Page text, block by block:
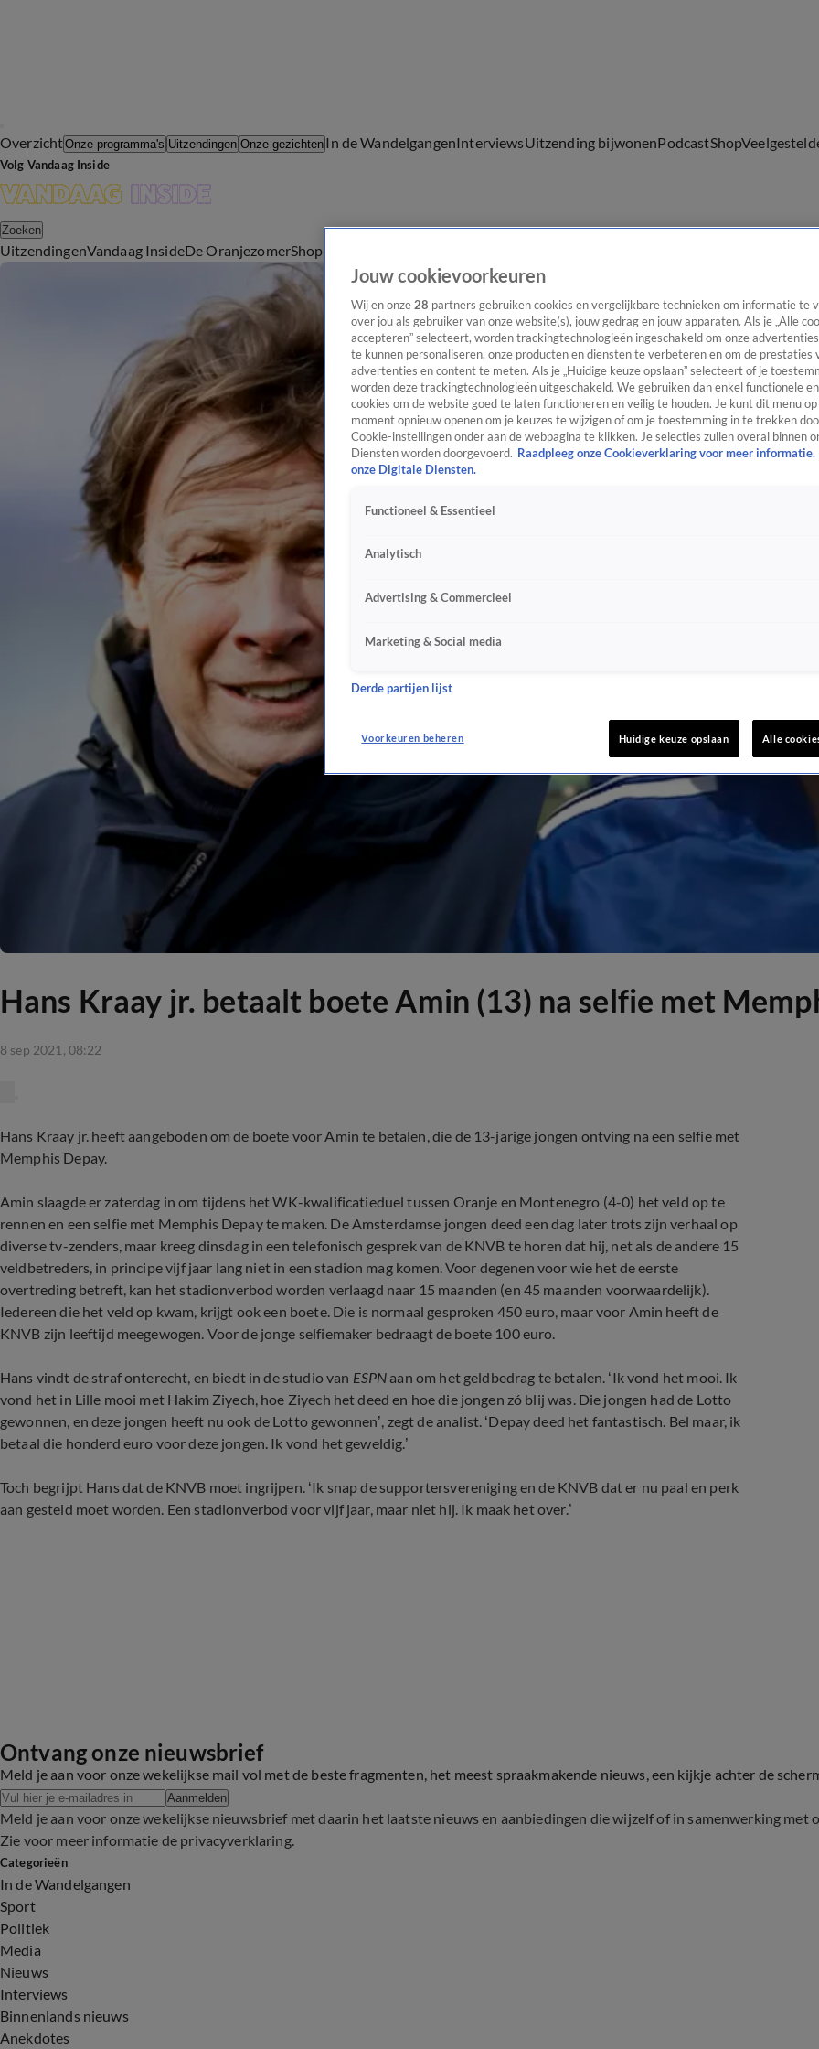
OverzichtOnze programma's Uitzendingen Onze gezichten In de WandelgangenInterviewsUitzending bijwonenPodcastShop
Volg Vandaag Inside
Zoeken
UitzendingenVandaag InsideDe OranjezomerShop
Hans Kraay jr. betaalt boete Amin (13) na selfie met
8 sep 2021, 08:22
Hans Kraay jr. heeft aangeboden om de boete voor Amin te betalen, die de 13-jarige jongen ontving na een selfie met
Memphis Depay.
Amin slaagde er zaterdag in om tijdens het WK-kwalificatieduel tussen Oranje en Montenegro (4-0) het veld op te
rennen en een selfie met Memphis Depay te maken. De Amsterdamse jongen deed een dag later trots zijn verhaal op
diverse tv-zenders, maar kreeg dinsdag in een telefonisch gesprek van de KNVB te horen dat hij, net als de andere 15
veldbetreders, in principe vijf jaar lang niet in een stadion mag komen. Voor degenen voor wie het de eerste
overtreding betreft, kan het stadionverbod worden verlaagd naar 15 maanden (en 45 maanden voorwaardelijk).
Iedereen die het veld op kwam, krijgt ook een boete. Die is normaal gesproken 450 euro, maar voor Amin heeft de
KNVB zijn leeftijd meegewogen. Voor de jonge selfiemaker bedraagt de boete 100 euro.
Hans vindt de straf onterecht, en biedt in de studio van ESPN aan om het geldbedrag te betalen. ‘Ik vond het mooi. Ik
vond het in Lille mooi met Hakim Ziyech, hoe Ziyech het deed en hoe die jongen zó blij was. Die jongen had de Lotto
gewonnen, en deze jongen heeft nu ook de Lotto gewonnen’, zegt de analist. ‘Depay deed het fantastisch. Bel maar, ik
betaal die honderd euro voor deze jongen. Ik vond het geweldig.’
Toch begrijpt Hans dat de KNVB moet ingrijpen. ‘Ik snap de supportersvereniging en de KNVB dat er nu paal en perk
aan gesteld moet worden. Een stadionverbod voor vijf jaar, maar niet hij. Ik maak het over.’
Ontvang onze nieuwsbrief
Meld je aan voor onze wekelijkse mail vol met de beste fragmenten, het meest spraakmakende nieuws, een kijkje achter de
Aanmelden
Meld je aan voor onze wekelijkse nieuwsbrief met daarin het laatste nieuws en aanbiedingen die wijzelf of in samenwerking
Zie voor meer informatie de privacyverklaring.
Categorieën
In de Wandelgangen
Sport
Politiek
Media
Nieuws
Interviews
Binnenlands nieuws
Anekdotes
Jouw cookievoorkeuren
Wij en onze 28 partners gebruiken cookies en vergelijkbare technieken om informatie te
over jou als gebruiker van onze website(s), jouw gedrag en jouw apparaten. Als je „Alle
accepteren” selecteert, worden trackingtechnologieën ingeschakeld om onze
te kunnen personaliseren, onze producten en diensten te verbeteren en om de prestaties
advertenties en content te meten. Als je „Huidige keuze opslaan” selecteert of je
worden deze trackingtechnologieën uitgeschakeld. We gebruiken dan enkel functionele
cookies om de website goed te laten functioneren en veilig te houden. Je kunt dit menu
moment opnieuw openen om je keuzes te wijzigen of om je toestemming in te trekken
Cookie-instellingen onder aan de webpagina te klikken. Je selecties zullen overal binnen
Diensten worden doorgevoerd. Raadpleeg onze Cookieverklaring voor meer informatie.
onze Digitale Diensten.
Functioneel & Essentieel
Analytisch
Advertising & Commercieel
Marketing & Social media
Derde partijen lijst
Voorkeuren beheren Huidige keuze opslaan Alle